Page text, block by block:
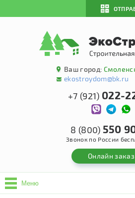
Ваш город:
ekostroydom@bk.ru
+7 (921) 022-
8 (800) 550
Звонок по России
Онлайн заказ
Меню